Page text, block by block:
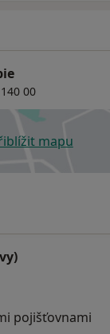
140 00
mapu
se otevře v
pojišťovnami